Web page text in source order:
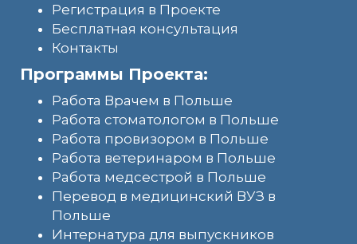
Регистрация в Проекте
Бесплатная консультация
Контакты
Программы Проекта:
Работа Врачем в Польше
Работа стоматологом в Польше
Работа провизором в Польше
Работа ветеринаром в Польше
Работа медсестрой в Польше
Перевод в медицинский ВУЗ в
Польше
Интернатура для выпускников